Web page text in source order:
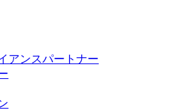
アンスパートナー